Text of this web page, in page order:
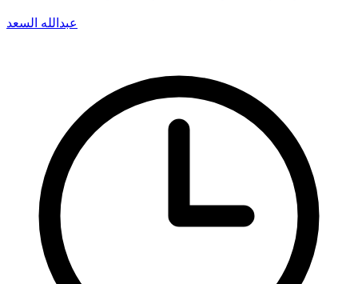
عبدالله السعد